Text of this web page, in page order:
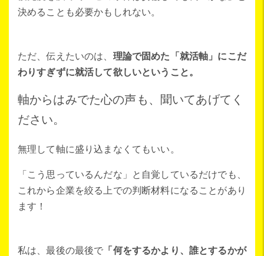
決めることも必要かもしれない。
ただ、伝えたいのは、 理論で固めた「就活軸」にこだ
わりすぎずに就活して欲しいということ。
軸からはみでた心の声も、聞いてあげてく
ださい。
無理して軸に盛り込まなくてもいい。
「こう思っているんだな」と自覚しているだけでも、
これから企業を絞る上での判断材料になることがあり
ます！
私は、最後の最後で 「何をするかより、誰とするかが